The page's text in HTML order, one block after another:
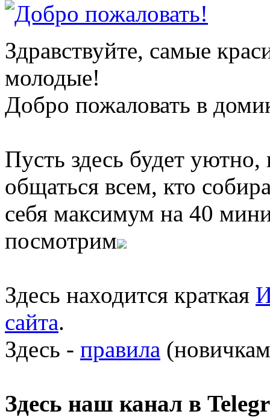
Здравствуйте, самые
молодые!
Добро пожаловать в
Пусть здесь будет
общаться всем, кто
себя максимум на 40
посмотрим
Здесь находится краткая
сайта.
Здесь - правила
Здесь наш канал в